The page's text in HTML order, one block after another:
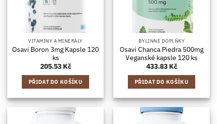
VITAMÍNY A MINERÁLY
Osavi Boron 3mg Kapsle 120
ks
205.53 Kč
PŘIDAT DO KOŠÍKU
BYLINNÉ DOPLŇKY
Osavi Chanca Piedra 500mg
Veganské kapsle 120 ks
433.83 Kč
PŘIDAT DO KOŠÍKU